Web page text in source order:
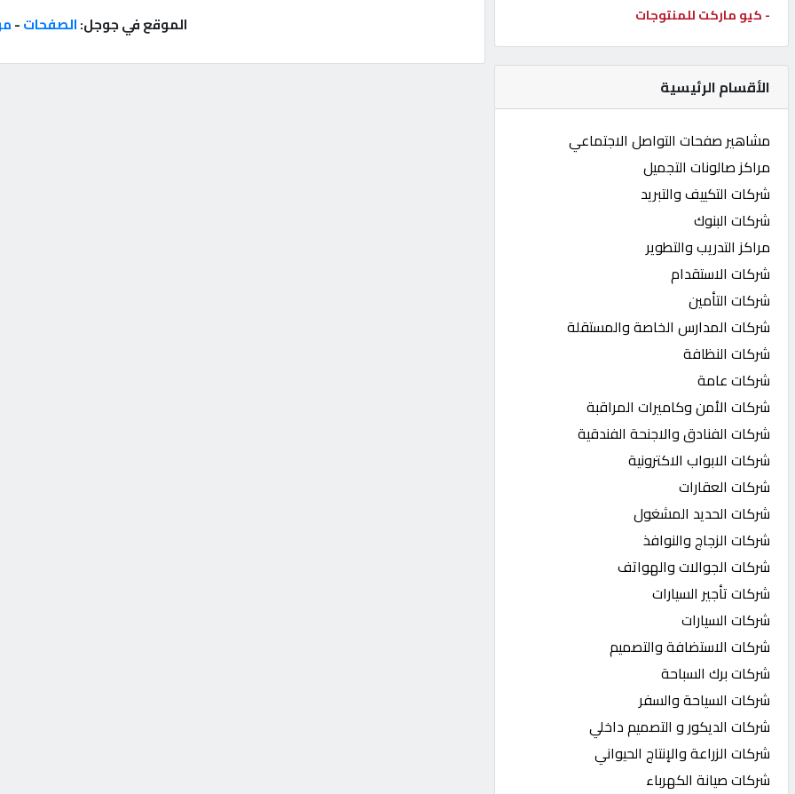
كيو
كارز
كيو
الدليل
القطري
POWERED
QHOST
- كيو ماركت للمنتوجات
الأقسام الرئيسية
مشاهير صفحات التواصل الاجتماعي
مراكز صالونات التجميل
شركات التكييف والتبريد
شركات البنوك
مراكز التدريب والتطوير
شركات الاستقدام
شركات التأمين
شركات المدارس الخاصة والمستقلة
شركات النظافة
شركات عامة
شركات الأمن وكاميرات المراقبة
شركات الفنادق والاجنحة الفندقية
شركات الابواب الاكترونية
شركات العقارات
شركات الحديد المشغول
شركات الزجاج والنوافذ
شركات الجوالات والهواتف
شركات تأجير السيارات
شركات السيارات
شركات الاستضافة والتصميم
شركات برك السباحة
شركات السياحة والسفر
شركات الديكور و التصميم داخلي
شركات الزراعة والإنتاج الحيواني
شركات صيانة الكهرباء
الموقع في جوجل:الصفحات-